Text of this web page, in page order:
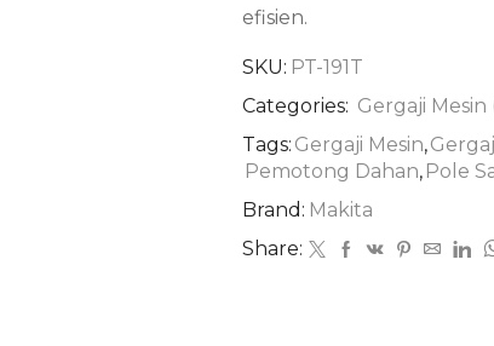
efisien.
SKU: PT-191T
Categories: Gergaji Mesin
Tags: Gergaji Mesin,
Pemotong Dahan, Pole
Brand: Makita
Share: